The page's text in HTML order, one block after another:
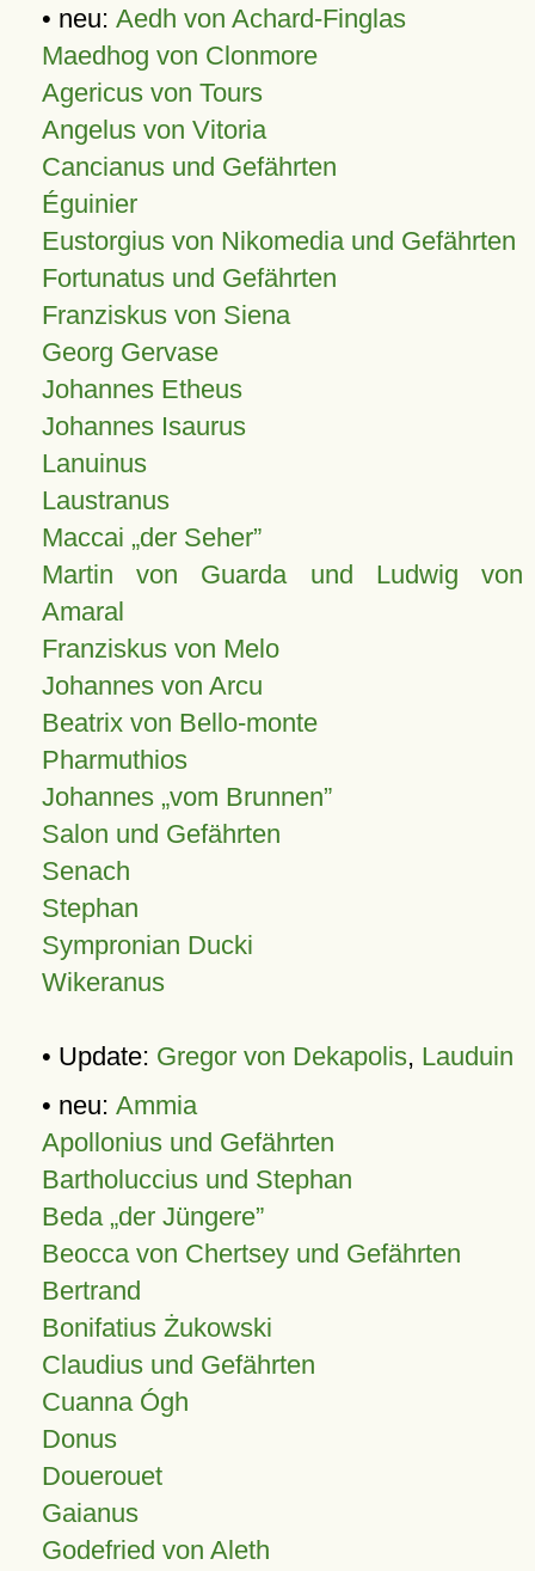
• neu: Aedh von Achard-Finglas
Maedhog von Clonmore
Agericus von Tours
Angelus von Vitoria
Cancianus und Gefährten
Éguinier
Eustorgius von Nikomedia und Gefährten
Fortunatus und Gefährten
Franziskus von Siena
Georg Gervase
Johannes Etheus
Johannes Isaurus
Lanuinus
Laustranus
Maccai „der Seher”
Martin von Guarda und Ludwig von
Amaral
Franziskus von Melo
Johannes von Arcu
Beatrix von Bello-monte
Pharmuthios
Johannes vom Brunnen
Salon und Gefährten
Senach
Stephan
Sympronian Ducki
Wikeranus
• Update: Gregor von Dekapolis, Lauduin
• neu: Ammia
Apollonius und Gefährten
Bartholuccius und Stephan
Beda „der Jüngere”
Beocca von Chertsey und Gefährten
Bertrand
Bonifatius Żukowski
Claudius und Gefährten
Cuanna Ógh
Donus
Douerouet
Gaianus
Godefried von Aleth